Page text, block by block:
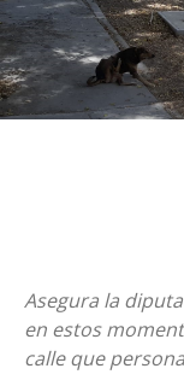
Asegura la
en estos
calle que